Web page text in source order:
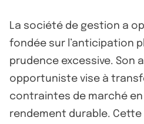
La société de gestion a
fondée sur l’anticipation
prudence excessive. Son
opportuniste vise à
contraintes de marché
rendement durable. Cette